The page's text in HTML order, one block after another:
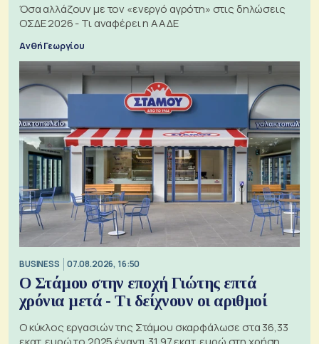
Όσα αλλάζουν με τον «ενεργό αγρότη» στις δηλώσεις
ΟΣΔΕ 2026 - Τι αναφέρει η ΑΑΔΕ
Ανθή Γεωργίου
BUSINESS 07.08.2026, 16:50
Ο Στάμου στην εποχή Γιώτης επτά
χρόνια μετά - Τι δείχνουν οι αριθμοί
Ο κύκλος εργασιών της Στάμου σκαρφάλωσε στα 36,33